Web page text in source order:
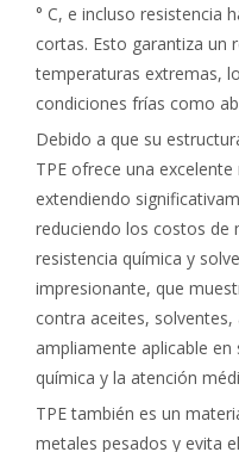
° C, e incluso resistencia
cortas. Esto garantiza un
temperaturas extremas,
condiciones frías como
Debido a que su
TPE ofrece una
extendiendo
reduciendo los costos de
resistencia química y
impresionante, que
contra aceites,
ampliamente aplicable
química y la atención
TPE también es un
metales pesados y evita